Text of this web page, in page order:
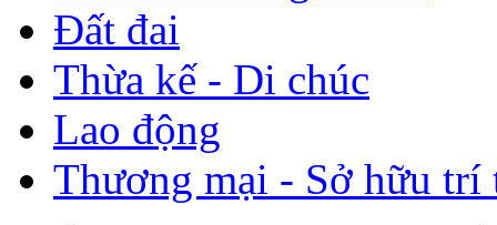
Đất đai
Thừa kế - Di chúc
Lao động
Thương mại - Sở hữu trí